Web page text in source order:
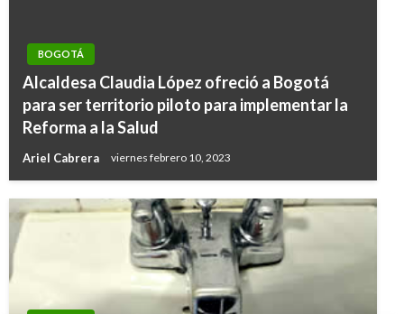
BOGOTÁ
Alcaldesa Claudia López ofreció a Bogotá
para ser territorio piloto para implementar la
Reforma a la Salud
Ariel Cabrera viernes febrero 10, 2023